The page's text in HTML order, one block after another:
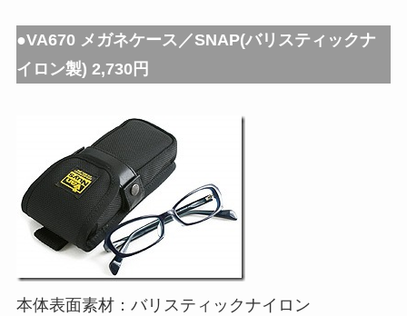
●VA670 メガネケース／SNAP(バリスティックナ
イロン製) 2,730円
本体表面素材：バリスティックナイロン